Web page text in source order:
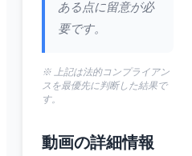
ある点に留意が必
要です。
※ 上記は法的コンプライアン
スを最優先に判断した結果で
す。
動画の詳細情報